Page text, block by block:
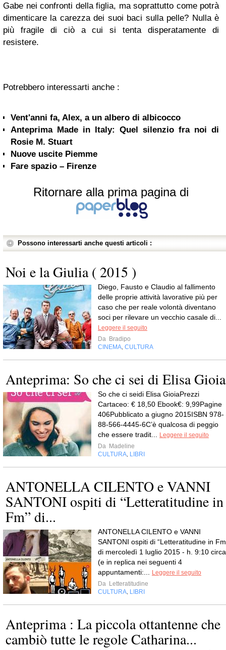
Gabe nei confronti della figlia, ma soprattutto come potrà
dimenticare la carezza dei suoi baci sulla pelle? Nulla è
più fragile di ciò a cui si tenta disperatamente di
resistere.
Potrebbero interessarti anche :
Vent'anni fa, Alex, a un albero di albicocco
Anteprima Made in Italy: Quel silenzio fra noi di
Rosie M. Stuart
Nuove uscite Piemme
Fare spazio – Firenze
Ritornare alla prima pagina di
Possono interessarti anche questi articoli :
Noi e la Giulia ( 2015 )
Diego, Fausto e Claudio al fallimento
delle proprie attività lavorative più per
caso che per reale volontà diventano
soci per rilevare un vecchio casale di...
Leggere il seguito
Da Bradipo
CINEMA CULTURA
Anteprima: So che ci sei di Elisa Gioia
So che ci seidi Elisa GioiaPrezzi
Cartaceo: € 18,50 Ebook€: 9,99Pagine
406Pubblicato a giugno 2015ISBN 978-
88-566-4445-6C’è qualcosa di peggio
che essere tradit...
Leggere il seguito
Da Madeline
CULTURA LIBRI
ANTONELLA CILENTO e VANNI
SANTONI ospiti di “Letteratitudine in
Fm” di...
ANTONELLA CILENTO e VANNI
SANTONI ospiti di “Letteratitudine in
di mercoledì 1 luglio 2015 - h. 9:10 circa
(e in replica nei seguenti 4
appuntamenti:...
Leggere il seguito
Da Letteratitudine
CULTURA LIBRI
Anteprima : La piccola ottantenne che
cambiò tutte le regole Catharina...